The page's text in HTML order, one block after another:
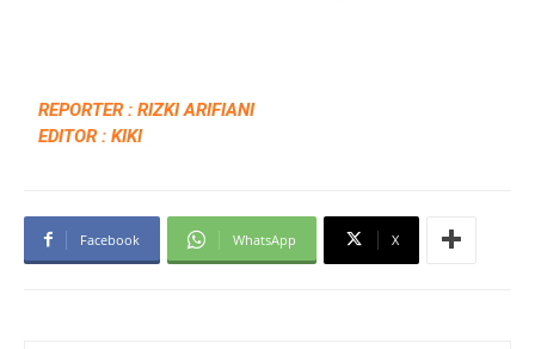
REPORTER : RIZKI ARIFIANI
EDITOR : KIKI
Facebook WhatsApp X